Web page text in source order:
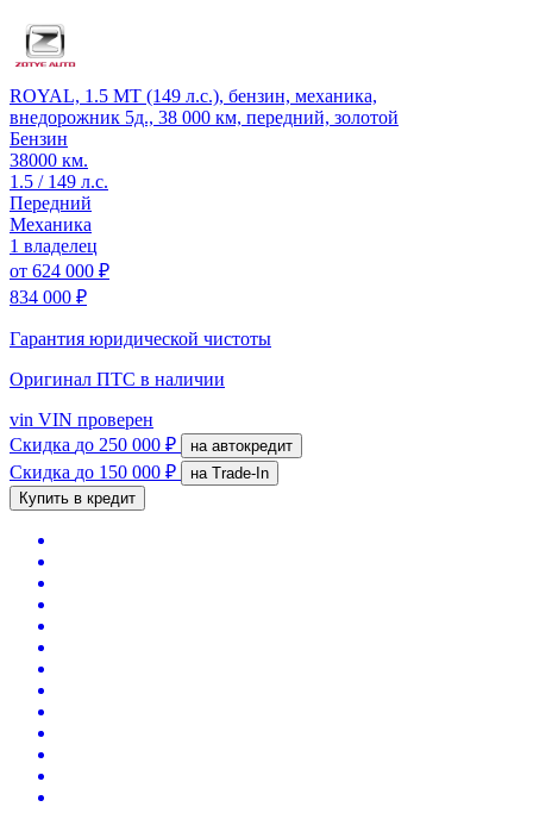
ROYAL, 1.5 MT (149 л.с.), бензин, механика,
внедорожник 5д., 38 000 км, передний, золотой
Бензин
38000 км.
1.5 / 149 л.с.
Передний
Механика
1 владелец
от 624 000 ₽
834 000 ₽
Гарантия юридической чистоты
Оригинал ПТС в наличии
vin VIN проверен
Скидка до 250 000 ₽ на автокредит
Скидка до 150 000 ₽
на Trade-In
Купить в кредит